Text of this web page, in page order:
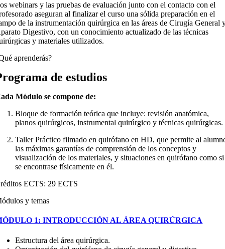
webinars y las pruebas de evaluación junto con el contacto con el
aseguran al finalizar el curso una sólida preparación en el
de la instrumentación quirúrgica en las áreas de Cirugía General
Digestivo, con un conocimiento actualizado de las técnicas
y materiales utilizados.
aprenderás?
de estudios
Módulo se compone de:
Bloque de formación teórica que incluye: revisión anatómica,
planos quirúrgicos, instrumental quirúrgico y técnicas quirúrgicas.
Taller Práctico filmado en quirófano en HD, que permite al
las máximas garantías de comprensión de los conceptos y
visualización de los materiales, y situaciones en quirófano como si
se encontrase físicamente en él.
ECTS: 29 ECTS
y temas
1: INTRODUCCIÓN AL ÁREA QUIRÚRGICA
Estructura del área quirúrgica.